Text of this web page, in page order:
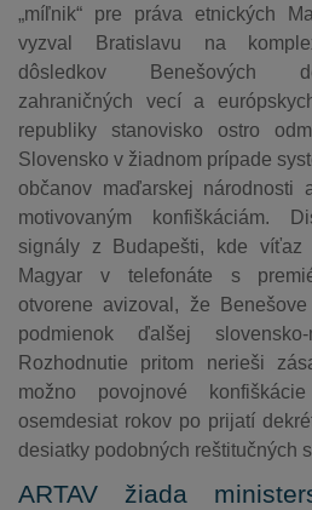
„míľnik“ pre práva etnických
vyzval Bratislavu na
dôsledkov Benešových
zahraničných vecí a
republiky stanovisko ostro
Slovensko v žiadnom prípade
občanov maďarskej národnosti
motivovaným konfiškáciám.
signály z Budapešti, kde víťaz
Magyar v telefonáte s
otvorene avizoval, že
podmienok ďalšej slovensko-
Rozhodnutie pritom nerieši
možno povojnové
osemdesiat rokov po prijatí
desiatky podobných reštitučných
ARTAV žiada